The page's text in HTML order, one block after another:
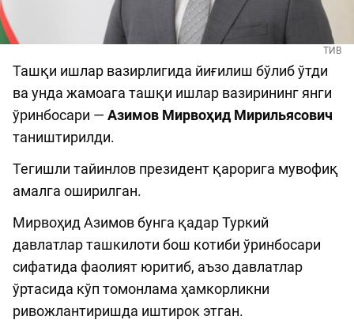
ТИВ
Ташқи ишлар вазирлигида йиғилиш бўлиб ўтди
ва унда жамоага ташқи ишлар вазирининг янги
ўринбосари — Азимов Мирвоҳид Мирильясович
таништирилди.
Тегишли тайинлов президент қарорига мувофиқ
амалга оширилган.
Мирвоҳид Азимов бунга қадар Туркий
давлатлар ташкилоти бош котиби ўринбосари
сифатида фаолият юритиб, аъзо давлатлар
ўртасида кўп томонлама ҳамкорликни
ривожлантиришда иштирок этган.